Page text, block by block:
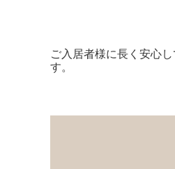
ご入居者様に長く安心
す。